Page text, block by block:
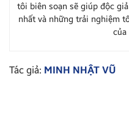
tôi biên soạn sẽ giúp độc
nhất và những trải nghiệm
của
Tác giả: MINH NHẬT VŨ